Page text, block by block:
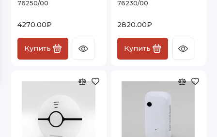
Умные контроллеры для светодиодной
Умные светодиодные лампы
Показать все
76250/00
4270.00₽
Купить
76230/00
2820.00₽
Купить